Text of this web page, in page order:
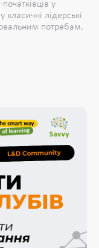
у
лідерські
потребам.